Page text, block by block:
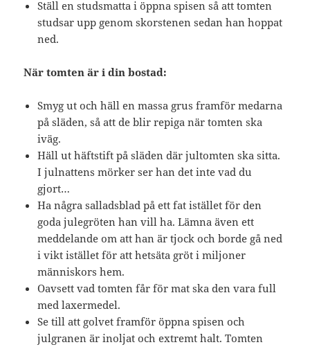
Ställ en studsmatta i öppna spisen så att tomten
studsar upp genom skorstenen sedan han hoppat
ned.
När tomten är i din bostad:
Smyg ut och häll en massa grus framför medarna
på släden, så att de blir repiga när tomten ska
iväg.
Häll ut häftstift på släden där jultomten ska sitta.
I julnattens mörker ser han det inte vad du
gjort…
Ha några salladsblad på ett fat istället för den
goda julegröten han vill ha. Lämna även ett
meddelande om att han är tjock och borde gå ned
i vikt istället för att hetsäta gröt i miljoner
människors hem.
Oavsett vad tomten får för mat ska den vara full
med laxermedel.
Se till att golvet framför öppna spisen och
julgranen är inoljat och extremt halt. Tomten